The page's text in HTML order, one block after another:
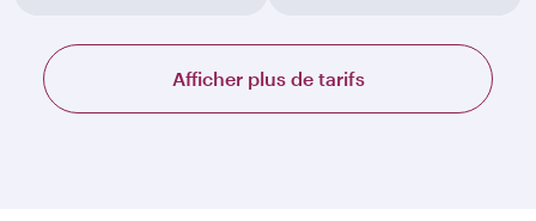
Afficher plus de tarifs